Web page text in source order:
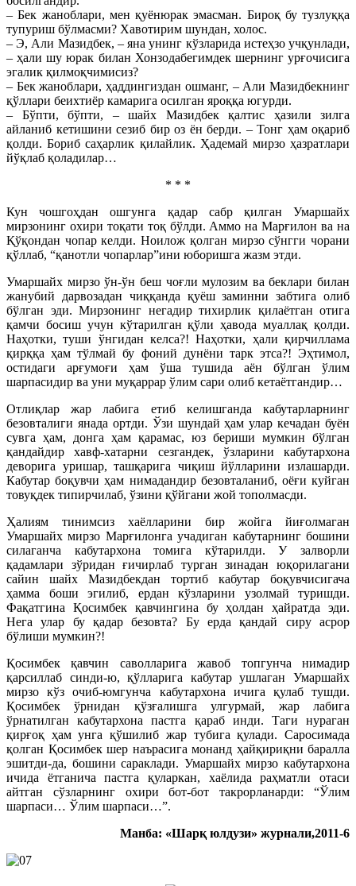
– Бек жаноблари, мен қуёнюрак эмасман. Бироқ бу тузлуққа
тупуриш бўлмасми? Хавотирим шундан, холос.
– Э, Али Мазидбек, – яна унинг кўзларида истеҳзо учқунлади,
– ҳали шу юрак билан Хонзодабегимдек шернинг урғочисига
эгалик қилмоқчимисиз?
– Бек жаноблари, ҳаддингиздан ошманг, – Али Мазидбекнинг
қўллари беихтиёр камарига осилган яроққа югурди.
– Бўпти, бўпти, – шайх Мазидбек қалтис ҳазили зилга
айланиб кетишини сезиб бир оз ён берди. – Тонг ҳам оқариб
қолди. Бориб саҳарлик қилайлик. Ҳадемай мирзо ҳазратлари
йўқлаб қоладилар…
* * *
Кун чошгоҳдан ошгунга қадар сабр қилган Умаршайх
мирзонинг охири тоқати тоқ бўлди. Аммо на Марғилон ва на
Қўқондан чопар келди. Ноилож қолган мирзо сўнгги чорани
қўллаб, “қанотли чопарлар”ини юборишга жазм этди.
Умаршайх мирзо ўн-ўн беш чоғли мулозим ва беклари билан
жанубий дарвозадан чиққанда қуёш заминни забтига олиб
бўлган эди. Мирзонинг негадир тихирлик қилаётган отига
қамчи босиш учун кўтарилган қўли ҳавода муаллақ қолди.
Наҳотки, туши ўнгидан келса?! Наҳотки, ҳали қирчиллама
қирққа ҳам тўлмай бу фоний дунёни тарк этса?! Эҳтимол,
остидаги арғумоғи ҳам ўша тушида аён бўлган ўлим
шарпасидир ва уни муқаррар ўлим сари олиб кетаётгандир…
Отлиқлар жар лабига етиб келишганда кабутарларнинг
безовталиги янада ортди. Ўзи шундай ҳам улар кечадан буён
сувга ҳам, донга ҳам қарамас, юз бериши мумкин бўлган
қандайдир хавф-хатарни сезгандек, ўзларини кабутархона
деворига уришар, ташқарига чиқиш йўлларини излашарди.
Кабутар боқувчи ҳам нимадандир безовталаниб, оёғи куйган
товуқдек типирчилаб, ўзини қўйгани жой тополмасди.
Ҳалиям тинимсиз хаёлларини бир жойга йиғолмаган
Умаршайх мирзо Марғилонга учадиган кабутарнинг бошини
силаганча кабутархона томига кўтарилди. У залворли
қадамлари зўридан ғичирлаб турган зинадан юқорилагани
сайин шайх Мазидбекдан тортиб кабутар боқувчисигача
ҳамма боши эгилиб, ердан кўзларини узолмай туришди.
Фақатгина Қосимбек қавчингина бу ҳолдан ҳайратда эди.
Нега улар бу қадар безовта? Бу ерда қандай сиру асрор
бўлиши мумкин?!
Қосимбек қавчин саволларига жавоб топгунча нимадир
қарсиллаб синди-ю, қўлларига кабутар ушлаган Умаршайх
мирзо кўз очиб-юмгунча кабутархона ичига қулаб тушди.
Қосимбек ўрнидан қўзғалишга улгурмай, жар лабига
ўрнатилган кабутархона пастга қараб инди. Таги нураган
қирғоқ ҳам унга қўшилиб жар тубига қулади. Саросимада
қолган Қосимбек шер наърасига монанд ҳайқириқни баралла
эшитди-да, бошини сараклади. Умаршайх мирзо кабутархона
ичида ётганича пастга қуларкан, хаёлида раҳматли отаси
айтган сўзларнинг охири бот-бот такрорланарди: “Ўлим
шарпаси… Ўлим шарпаси…”.
Манба: «Шарқ юлдузи» журнали,2011-6